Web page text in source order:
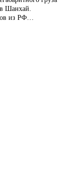
Шанхай.
из РФ…